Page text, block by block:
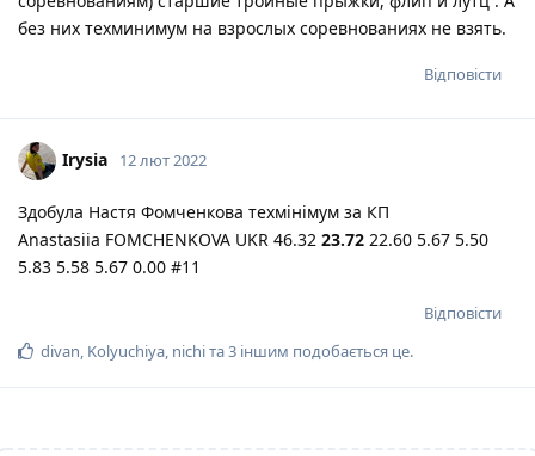
без них техминимум на взрослых соревнованиях не взять.
Відповісти
Irysia 12 лют 2022
Здобула Настя Фомченкова техмінімум за КП
Аnastasiia FOMCHENKOVA UKR 46.32 23.72 22.60 5.67 5.50
5.83 5.58 5.67 0.00 #11
Відповісти
divan, Kolyuchiya, nichiта3 іншим подобається це.